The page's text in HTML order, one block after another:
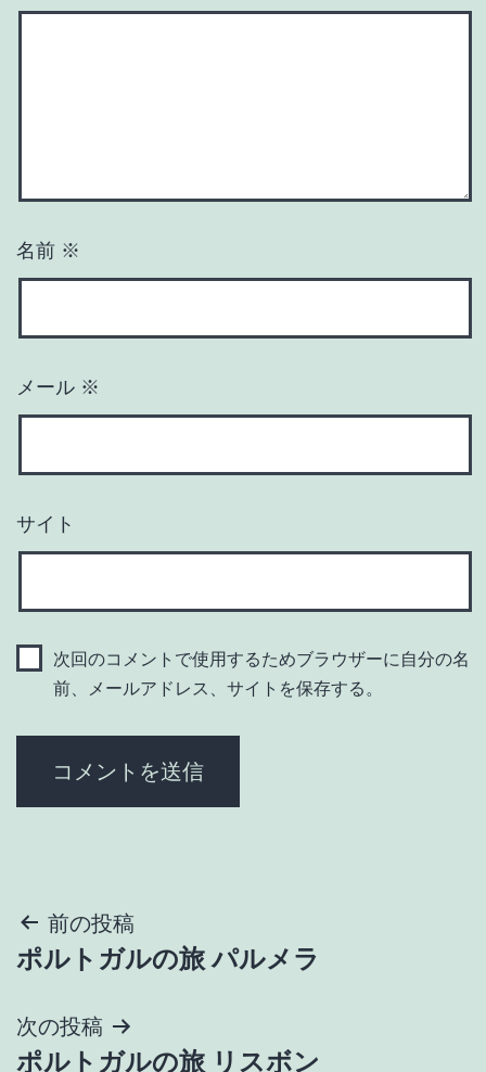
名前 ※
メール ※
サイト
次回のコメントで使用するためブラウザーに自分の名
前、メールアドレス、サイトを保存する。
投
稿
ナ
前の投稿
ポルトガルの旅 パルメラ
次の投稿
ポルトガルの旅 リスボン